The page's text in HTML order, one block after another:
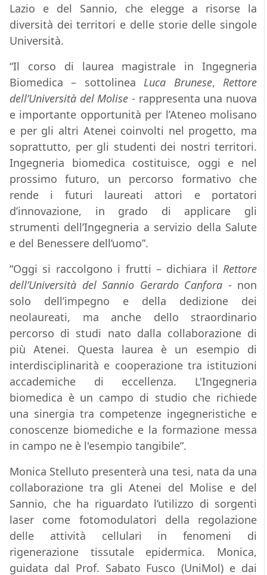
Lazio e del Sannio, che elegge a risorse la
diversità dei territori e delle storie delle singole
Università.
“Il corso di laurea magistrale in Ingegneria
Biomedica – sottolinea Luca Brunese, Rettore
dell’Università del Molise - rappresenta una nuova
e importante opportunità per l’Ateneo molisano
e per gli altri Atenei coinvolti nel progetto, ma
soprattutto, per gli studenti dei nostri territori.
Ingegneria biomedica costituisce, oggi e nel
prossimo futuro, un percorso formativo che
rende i futuri laureati attori e portatori
d’innovazione, in grado di applicare gli
strumenti dell’Ingegneria a servizio della Salute
e del Benessere dell’uomo”.
“Oggi si raccolgono i frutti – dichiara il Rettore
dell’Università del Sannio Gerardo Canfora - non
solo dell’impegno e della dedizione dei
neolaureati, ma anche dello straordinario
percorso di studi nato dalla collaborazione di
più Atenei. Questa laurea è un esempio di
interdisciplinarità e cooperazione tra istituzioni
accademiche di eccellenza. L'Ingegneria
biomedica è un campo di studio che richiede
una sinergia tra competenze ingegneristiche e
conoscenze biomediche e la formazione messa
in campo ne è l'esempio tangibile”.
Monica Stelluto presenterà una tesi, nata da una
collaborazione tra gli Atenei del Molise e del
Sannio, che ha riguardato l’utilizzo di sorgenti
laser come fotomodulatori della regolazione
delle attività cellulari in fenomeni di
rigenerazione tissutale epidermica. Monica,
guidata dal Prof. Sabato Fusco (UniMol) e dai